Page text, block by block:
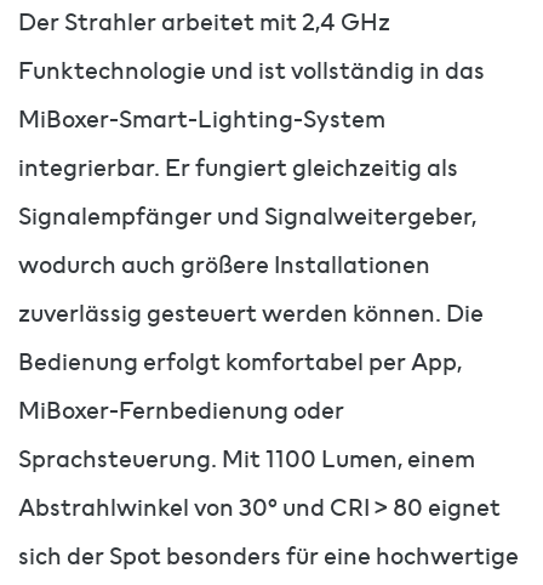
Der Strahler arbeitet mit 2,4 GHz
Funktechnologie und ist vollständig in das
MiBoxer-Smart-Lighting-System
integrierbar. Er fungiert gleichzeitig als
Signalempfänger und Signalweitergeber,
wodurch auch größere Installationen
zuverlässig gesteuert werden können. Die
Bedienung erfolgt komfortabel per App,
MiBoxer-Fernbedienung oder
Sprachsteuerung. Mit 1100 Lumen, einem
Abstrahlwinkel von 30° und CRI > 80 eignet
sich der Spot besonders für eine hochwertige